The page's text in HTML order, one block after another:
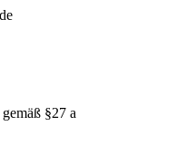
§27 a